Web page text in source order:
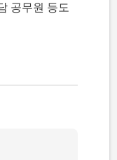
공무원 등도